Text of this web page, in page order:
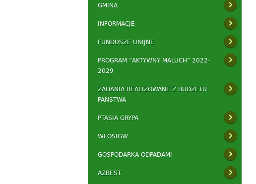
GMINA
INFORMACJE
FUNDUSZE UNIJNE
PROGRAM ”AKTYWNY MALUCH” 2022-
2029
ZADANIA REALIZOWANE Z BUDŻETU
PAŃSTWA
PTASIA GRYPA
WFOŚIGW
GOSPODARKA ODPADAMI
AZBEST